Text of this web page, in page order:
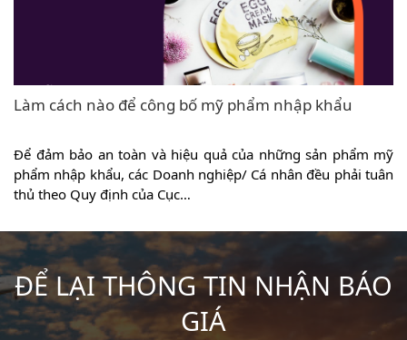
Làm cách nào để công bố mỹ phẩm nhập khẩu
Để đảm bảo an toàn và hiệu quả của những sản phẩm mỹ
phẩm nhập khẩu, các Doanh nghiệp/ Cá nhân đều phải tuân
thủ theo Quy định của Cục…
ĐỂ LẠI THÔNG TIN NHẬN BÁO
GIÁ